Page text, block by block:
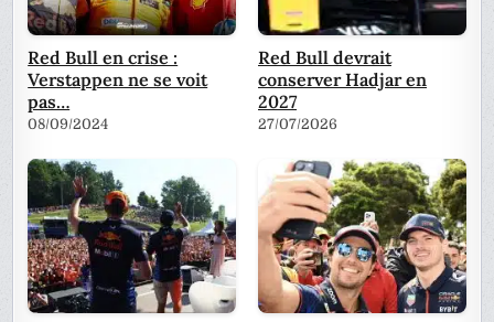
Red Bull en crise :
Verstappen ne se voit
pas…
08/09/2024
Red Bull devrait
conserver Hadjar en
2027
27/07/2026